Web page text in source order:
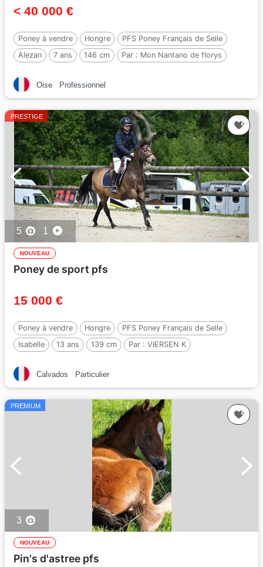
< 40 000 €
Poney à vendre Hongre
PFS Poney Français de Selle
Alezan
7 ans 146 cm Par : Mon Nantano de florys
Oise Professionnel
PRESTIGE
5 1
NOUVEAU
Poney de sport pfs
15 000 €
Poney à vendre Hongre
PFS Poney Français de Selle
Isabelle
13 ans 139 cm Par : VIERSEN K
Calvados Particulier
PREMIUM
3
NOUVEAU
Pin's d'astree pfs